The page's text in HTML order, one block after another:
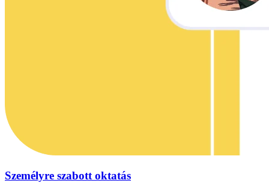
Személyre szabott oktatás